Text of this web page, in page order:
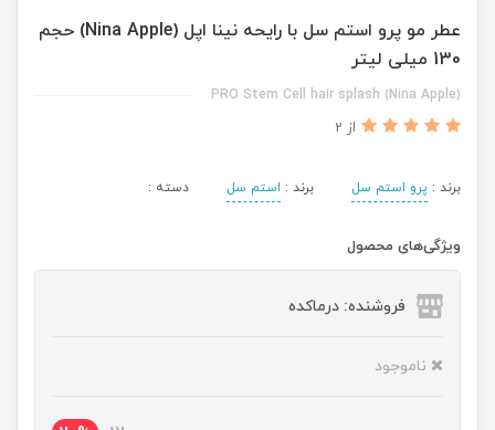
عطر مو پرو استم سل با رایحه نینا اپل (Nina Apple) حجم
130 میلی لیتر
PRO Stem Cell hair splash (Nina Apple)
از 2
برند : پرو استم سل برند : استم سل دسته :
ویژگی‌های محصول
فروشنده: درماکده
ناموجود